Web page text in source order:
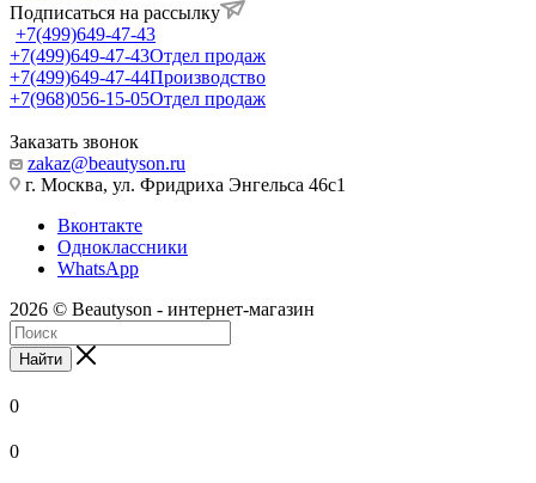
Подписаться на рассылку
+7(499)649-47-43
+7(499)649-47-43Отдел продаж
+7(499)649-47-44Производство
+7(968)056-15-05Отдел продаж
Заказать звонок
zakaz@beautyson.ru
г. Москва, ул. Фридриха Энгельса 46с1
Вконтакте
Одноклассники
WhatsApp
2026 © Beautyson - интернет-магазин
Найти
0
0